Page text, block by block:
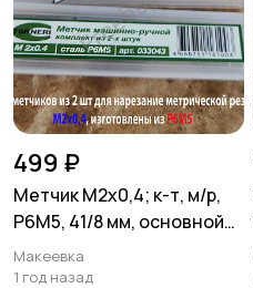
499 ₽
Метчик М2х0,4; к-т, м/р,
Р6М5, 41/8 мм, основной
шаг, шлифованный.
Макеевка
1 год назад